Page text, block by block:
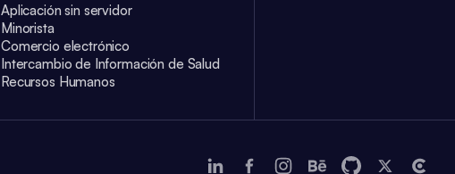
Aplicación sin servidor
Minorista
Comercio electrónico
Intercambio de Información de Salud
Recursos Humanos